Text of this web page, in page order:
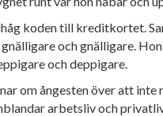
koden till kreditkortet.
och gnälligare.
och deppigare.
om ångesten över att
arbetsliv och